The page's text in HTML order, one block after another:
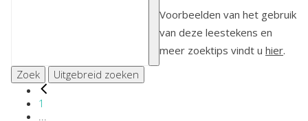
Voorbeelden van het gebruik
van deze leestekens en
meer zoektips vindt u hier.
Zoek
Uitgebreid zoeken
1